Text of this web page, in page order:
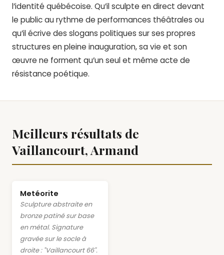
l’identité québécoise. Qu’il sculpte en direct devant
le public au rythme de performances théâtrales ou
qu’il écrive des slogans politiques sur ses propres
structures en pleine inauguration, sa vie et son
œuvre ne forment qu’un seul et même acte de
résistance poétique.
Meilleurs résultats de
Vaillancourt, Armand
Metéorite
Sculpture abstraite en
bronze patiné sur base
en métal. Signature
gravée sur le socle à
droite : "Vaillancourt 66".